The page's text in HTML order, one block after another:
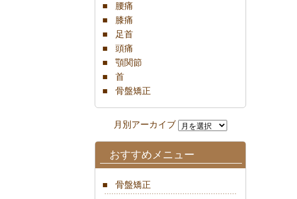
腰痛
膝痛
足首
頭痛
顎関節
首
骨盤矯正
おすすめメニュー
骨盤矯正